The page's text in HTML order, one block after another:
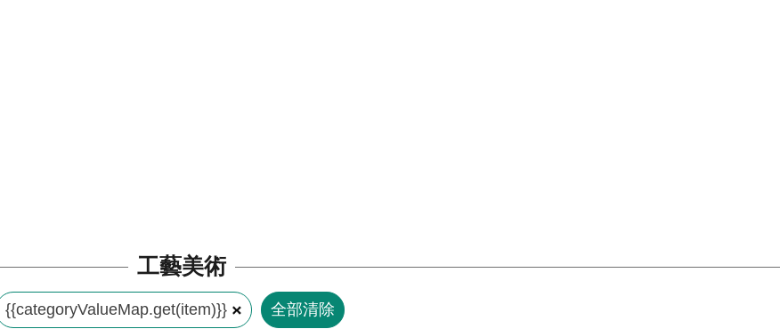
工藝美術
{{categoryValueMap.get(item)}} 全部清除